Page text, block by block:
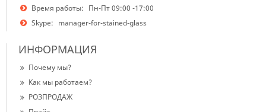
Время работы: Пн-Пт 09:00 -17:00
Skype: manager-for-stained-glass
ИНФОРМАЦИЯ
Почему мы?
Как мы работаем?
РОЗПРОДАЖ